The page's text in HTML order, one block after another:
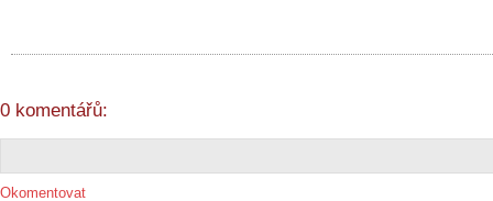
0 komentářů:
Okomentovat